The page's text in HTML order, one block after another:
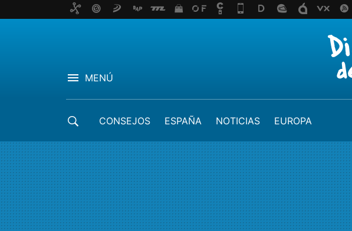
MENÚ
CONSEJOS ESPAÑA NOTICIAS EUROPA